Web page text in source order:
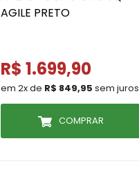
AGILE PRETO
R$ 1.699,90
em 2x de R$ 849,95 sem juros
COMPRAR